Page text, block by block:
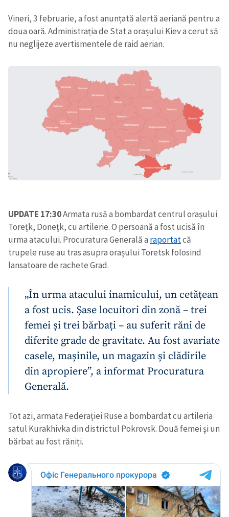
Vineri, 3 februarie, a fost anunțată alertă aeriană pentru a
doua oară. Administrația de Stat a orașului Kiev a cerut să
nu neglijeze avertismentele de raid aerian.
UPDATE 17:30Armata rusă a bombardat centrul orașului
Torețk, Donețk, cu artilerie. O persoană a fost ucisă în
urma atacului. Procuratura Generală a raportatcă
trupele ruse au tras asupra orașului Toretsk folosind
lansatoare de rachete Grad.
„În urma atacului inamicului, un cetățean
a fost ucis. Șase locuitori din zonă – trei
femei și trei bărbați – au suferit răni de
diferite grade de gravitate. Au fost avariate
casele, mașinile, un magazin și clădirile
din apropiere”, a informat Procuratura
Generală.
Tot azi, armata Federației Ruse a bombardat cu artileria
satul Kurakhivka din districtul Pokrovsk. Două femei și un
bărbat au fost răniți.